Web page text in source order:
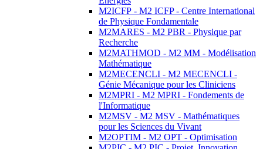
M2ICFP - M2 ICFP - Centre International
de Physique Fondamentale
M2MARES - M2 PBR - Physique par
Recherche
M2MATHMOD - M2 MM - Modélisation
Mathématique
M2MECENCLI - M2 MECENCLI -
Génie Mécanique pour les Cliniciens
M2MPRI - M2 MPRI - Fondements de
l'Informatique
M2MSV - M2 MSV - Mathématiques
pour les Sciences du Vivant
M2OPTIM - M2 OPT - Optimisation